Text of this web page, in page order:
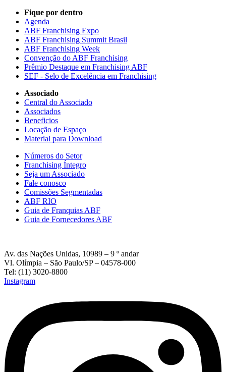
Fique por dentro
Agenda
ABF Franchising Expo
ABF Franchising Summit Brasil
ABF Franchising Week
Convenção do ABF Franchising
Prêmio Destaque em Franchising ABF
SEF - Selo de Excelência em Franchising
Associado
Central do Associado
Associados
Beneficios
Locação de Espaço
Material para Download
Números do Setor
Franchising Íntegro
Seja um Associado
Fale conosco
Comissões Segmentadas
ABF RIO
Guia de Franquias ABF
Guia de Fornecedores ABF
Av. das Nações Unidas, 10989 – 9 º andar
Vl. Olímpia – São Paulo/SP – 04578-000
Tel: (11) 3020-8800
Instagram